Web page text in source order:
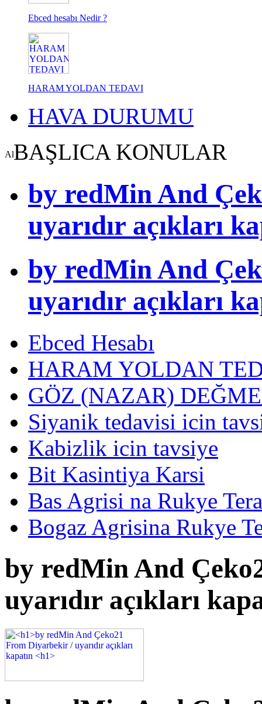
Ebced hesabı Nedir ?
HARAM YOLDAN TEDAVI
HAVA DURUMU
BAŞLICA KONULAR
by redMin And
uyarıdır açıkları
by redMin And
uyarıdır açıkları
Ebced Hesabı
HARAM YOLDAN
GÖZ (NAZAR)
Siyanik tedavisi icin
Kabizlik icin tavsiye
Bit Kasintiya Karsi
Bas Agrisi na Rukye
Bogaz Agrisina Rukye
by redMin And
uyarıdır açıkları